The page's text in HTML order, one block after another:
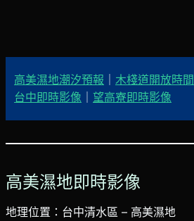
高美濕地潮汐預報
木棧道開放時間
台中即時影像
望高寮即時影像
高美濕地即時影像
地理位置：台中清水區 – 高美濕地